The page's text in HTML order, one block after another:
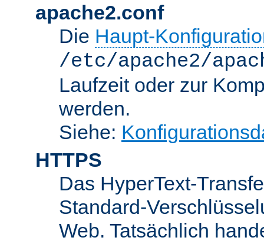
apache2.conf
Die Haupt-
/etc/apache2/
Laufzeit oder zur
werden.
Siehe:
HTTPS
Das HyperText-
Standard-
Web. Tatsächlich